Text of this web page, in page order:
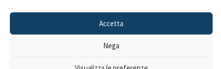
Accetta
Nega